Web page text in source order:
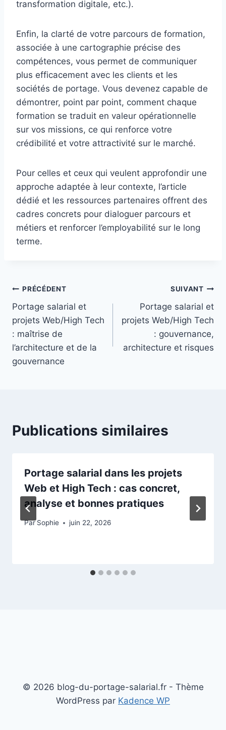
transformation digitale, etc.).
Enfin, la clarté de votre parcours de formation,
associée à une cartographie précise des
compétences, vous permet de communiquer
plus efficacement avec les clients et les
sociétés de portage. Vous devenez capable de
démontrer, point par point, comment chaque
formation se traduit en valeur opérationnelle
sur vos missions, ce qui renforce votre
crédibilité et votre attractivité sur le marché.
Pour celles et ceux qui veulent approfondir une
approche adaptée à leur contexte, l’article
dédié et les ressources partenaires offrent des
cadres concrets pour dialoguer parcours et
métiers et renforcer l’employabilité sur le long
terme.
Navigation
de
l’article
PRÉCÉDENT
Portage salarial et
projets Web/High Tech
: maîtrise de
l’architecture et de la
gouvernance
SUIVANT
Portage salarial et
projets Web/High Tech
: gouvernance,
architecture et risques
Publications similaires
Portage salarial dans les projets
Web et High Tech : cas concret,
analyse et bonnes pratiques
Par Sophie juin 22, 2026
© 2026 blog-du-portage-salarial.fr - Thème
WordPress par Kadence WP